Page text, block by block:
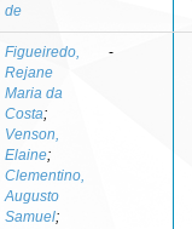
de
Figueiredo,
Rejane
Maria da
Costa;
Venson,
Elaine;
Clementino,
Augusto
Samuel;
-